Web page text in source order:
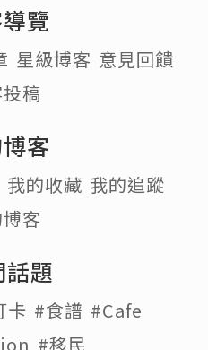
覽
星級博客 意見回饋
稿
客
我的收藏 我的追蹤
客
話題
卡 #食譜 #Cafe
#移民